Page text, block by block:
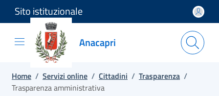
Salta e vai al contenuto
Salta e vai al footer
Sito istituzionale
Anacapri
Home / Servizi online / Cittadini / Trasparenza /
Trasparenza amministrativa